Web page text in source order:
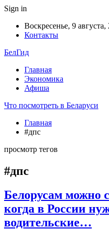
Sign in
Воскресенье, 9 августа,
Контакты
БелГид
Главная
Экономика
Афиша
Что посмотреть в Беларуси
Главная
#дпс
просмотр тегов
#дпс
Белорусам можно
когда в России
водительские…